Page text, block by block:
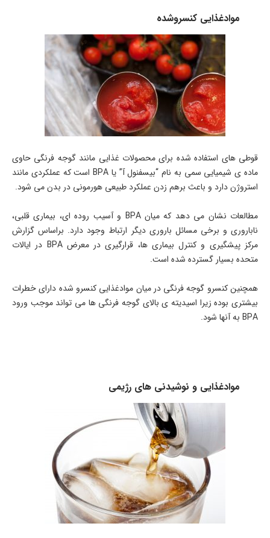
موادغذایی کنسروشده
قوطی های استفاده شده برای محصولات غذایی مانند گوجه فرنگی حاوی
ماده ی شیمیایی سمی به نام “بیسفنول آ” یا BPA است که عملکردی مانند
استروژن دارد و باعث برهم زدن عملکرد طبیعی هورمونی در بدن می شود.
مطالعات نشان می دهد که میان BPA و آسیب روده ای، بیماری قلبی،
ناباروری و برخی مسائل باروری دیگر ارتباط وجود دارد. براساس گزارش
مرکز پیشگیری و کنترل بیماری ها، قرارگیری در معرض BPA در ایالات
متحده بسیار گسترده شده است.
همچنین کنسرو گوجه فرنگی در میان موادغذایی کنسرو شده دارای خطرات
بیشتری بوده زیرا اسیدیته ی بالای گوجه فرنگی ها می تواند موجب ورود
BPA به آنها شود.
موادغذایی و نوشیدنی های رژیمی